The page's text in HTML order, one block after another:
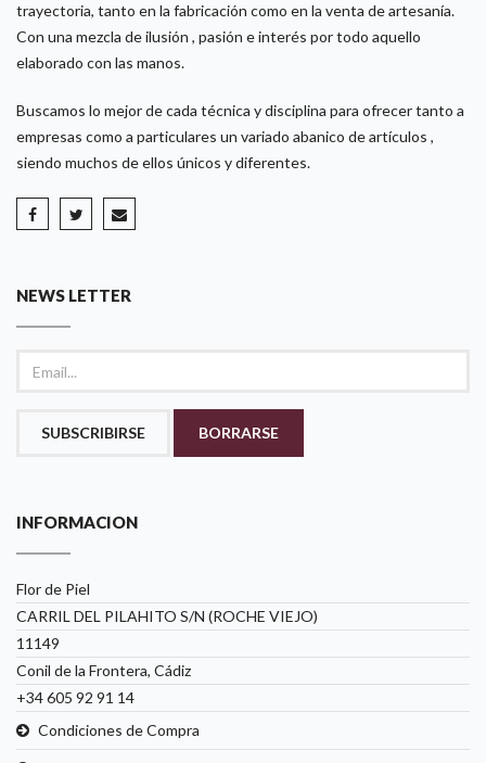
trayectoria, tanto en la fabricación como en la venta de artesanía.
Con una mezcla de ilusión , pasión e interés por todo aquello
elaborado con las manos.
Buscamos lo mejor de cada técnica y disciplina para ofrecer tanto a
empresas como a particulares un variado abanico de artículos ,
siendo muchos de ellos únicos y diferentes.
NEWS LETTER
SUBSCRIBIRSE BORRARSE
INFORMACION
Flor de Piel
CARRIL DEL PILAHITO S/N (ROCHE VIEJO)
11149
Conil de la Frontera, Cádiz
+34 605 92 91 14
Condiciones de Compra